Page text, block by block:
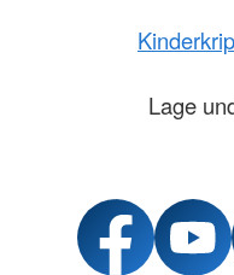
Lage